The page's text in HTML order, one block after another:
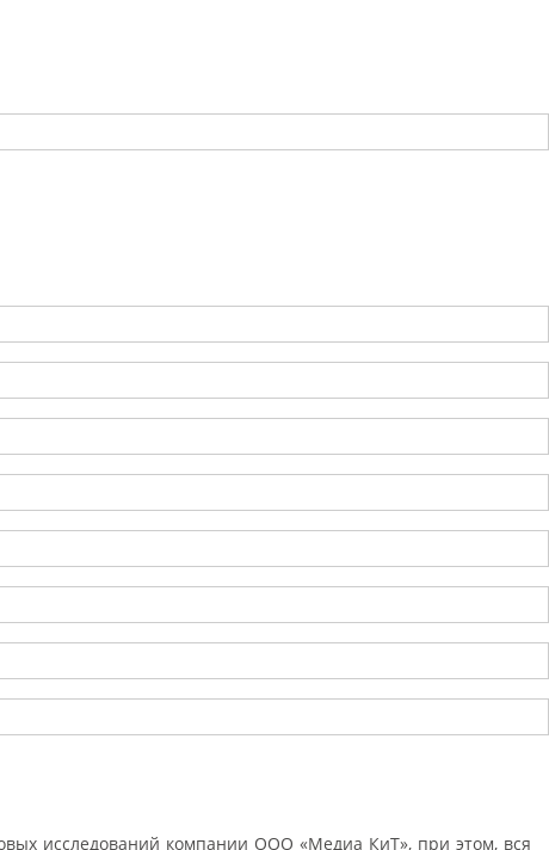
исследований компании ООО «Медиа КиТ», при этом, вся